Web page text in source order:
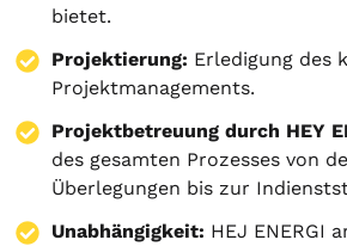
bietet.
Projektierung: Erledigung des
Projektmanagements.
Projektbetreuung durch HEY
des gesamten Prozesses von
Überlegungen bis zur
Unabhängigkeit: HEJ ENERGI